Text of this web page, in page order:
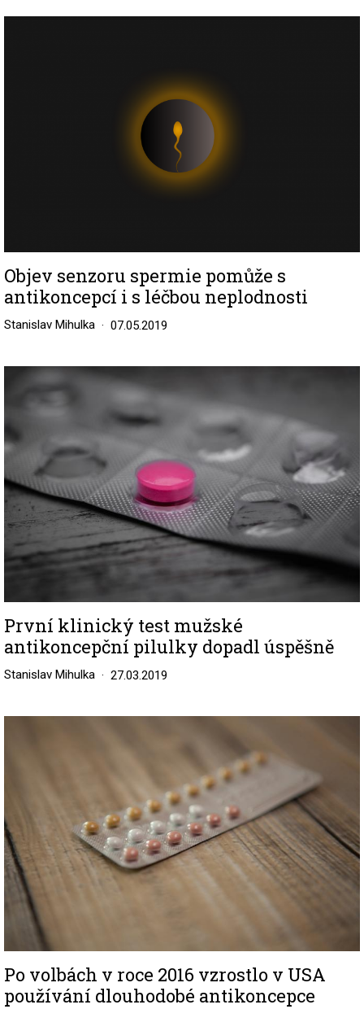
Objev senzoru spermie pomůže s
antikoncepcí i s léčbou neplodnosti
Stanislav Mihulka 07.05.2019
Image
První klinický test mužské
antikoncepční pilulky dopadl úspěšně
Stanislav Mihulka 27.03.2019
Po volbách v roce 2016 vzrostlo v USA
používání dlouhodobé antikoncepce